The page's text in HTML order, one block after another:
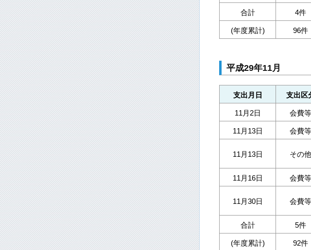
合計 4件
(年度累計) 96件
平成29年11月
支出月日 支出区
11月2日 会費等
11月13日 会費等
11月13日 その他
11月16日 会費等
11月30日 会費等
合計 5件
(年度累計) 92件